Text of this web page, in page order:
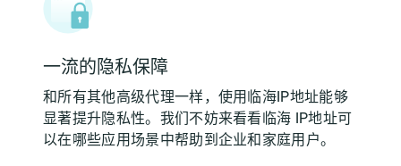
一流的隐私保障
和所有其他高级代理一样，使用临海IP地址能够
显著提升隐私性。我们不妨来看看临海 IP地址可
以在哪些应用场景中帮助到企业和家庭用户。